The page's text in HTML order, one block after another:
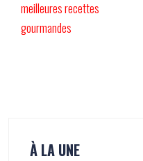
meilleures recettes
gourmandes
À LA UNE